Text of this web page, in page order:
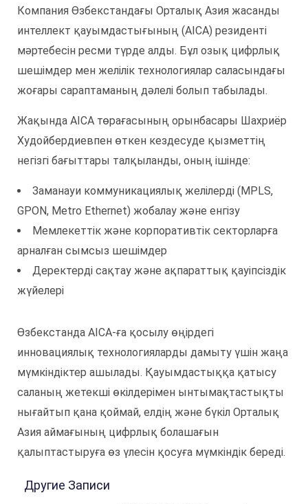
Компания Өзбекстандағы Орталық Азия жасанды
интеллект қауымдастығының (AICA) резиденті
мәртебесін ресми түрде алды. Бұл озық цифрлық
шешімдер мен желілік технологиялар саласындағы
жоғары сараптаманың дәлелі болып табылады.
Жақында AICA төрағасының орынбасары Шахриёр
Худойбердиевпен өткен кездесуде қызметтің
негізгі бағыттары талқыланды, оның ішінде:
Заманауи коммуникациялық желілерді (MPLS,
GPON, Metro Ethernet) жобалау және енгізу
Мемлекеттік және корпоративтік секторларға
арналған сымсыз шешімдер
Деректерді сақтау және ақпараттық қауіпсіздік
жүйелері
Өзбекстанда AICA-ға қосылу өңірдегі
инновациялық технологияларды дамыту үшін жаңа
мүмкіндіктер ашылады. Қауымдастыққа қатысу
саланың жетекші өкілдерімен ынтымақтастықты
нығайтып қана қоймай, елдің және бүкіл Орталық
Азия аймағының цифрлық болашағын
қалыптастыруға өз үлесін қосуға мүмкіндік береді.
Другие Записи